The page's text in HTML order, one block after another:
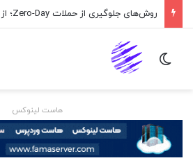
تغییر پوسته
هاست لینوکس